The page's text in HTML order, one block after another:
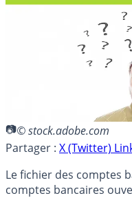
© stock.adobe.com
Partager : X (Twitter)
Le fichier des comptes
comptes bancaires